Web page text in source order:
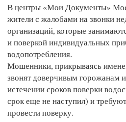
В центры «Мои Документы»
жители с жалобами на звонки
организаций, которые
и поверкой индивидуальных
водопотребления.
Мошенники, прикрываясь
звонят доверчивым горожанам
истечении сроков поверки
срок еще не наступил) и
провести поверку.